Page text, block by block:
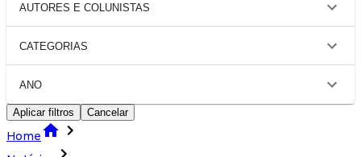
AUTORES E COLUNISTAS
CATEGORIAS
ANO
Aplicar filtros Cancelar
Home